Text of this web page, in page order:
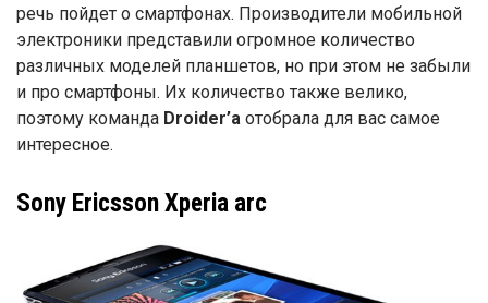
речь пойдет о смартфонах. Производители мобильной
электроники представили огромное количество
различных моделей планшетов, но при этом не забыли
и про смартфоны. Их количество также велико,
поэтому команда Droider’a отобрала для вас самое
интересное.
Sony EricssonXperia arc